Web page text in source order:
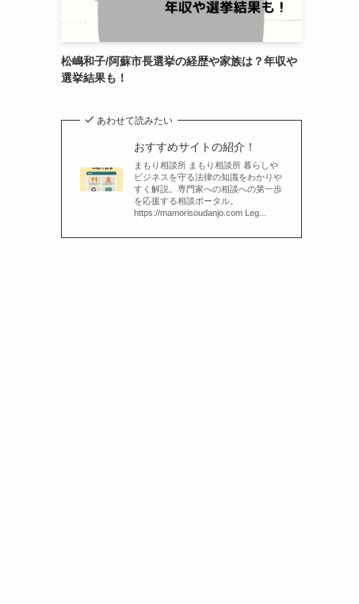
松嶋和子/阿蘇市長選挙の経歴や家族は？年収や
選挙結果も！
あわせて読みたい
おすすめサイトの紹介！
まもり相談所 まもり相談所 暮らしや
ビジネスを守る法律の知識をわかりや
すく解説。専門家への相談への第一歩
を応援する相談ポータル。
https://mamorisoudanjo.com Leg...